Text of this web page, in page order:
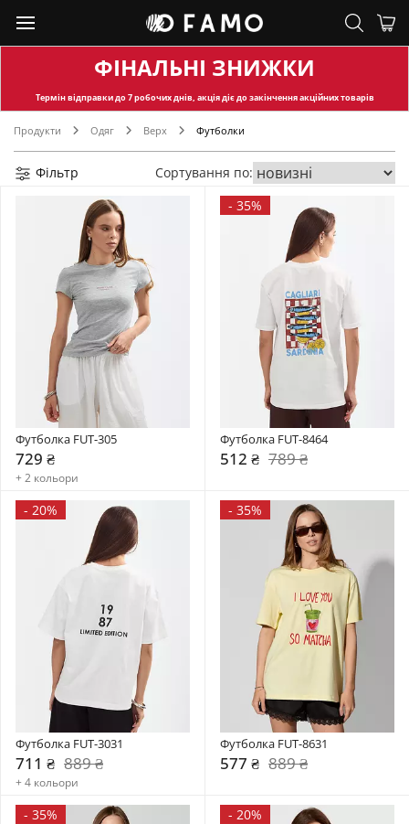
ФІНАЛЬНІ ЗНИЖКИ
Термін відправкидо 7 робочих днів, акція діє до закінчення акційних товарів
Продукти Одяг Верх Футболки
Фільтр Сортування по:
Футболка FUT-305
729 ₴
+ 2 кольори
- 35%
Футболка FUT-8464
512 ₴ 789 ₴
- 20%
Футболка FUT-3031
711 ₴ 889 ₴
+ 4 кольори
- 35%
Футболка FUT-8631
577 ₴ 889 ₴
- 35% - 20%